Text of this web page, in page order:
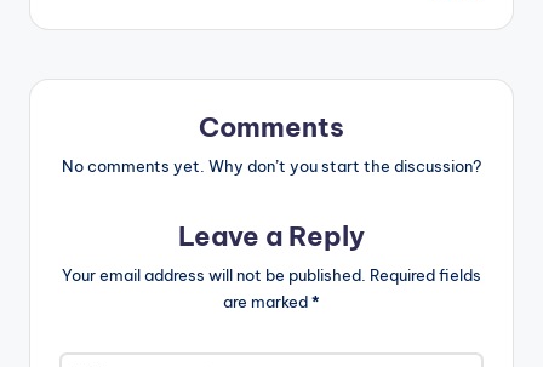
Comments
No comments yet. Why don’t you start the discussion?
Leave a Reply
Your email address will not be published. Required fields
are marked*